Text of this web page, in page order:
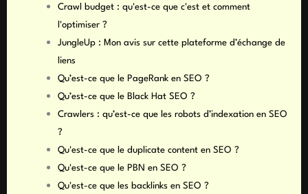
Crawl budget : qu'est-ce que c'est et comment
l'optimiser ?
JungleUp : Mon avis sur cette plateforme d’échange de
liens
Qu’est-ce que le PageRank en SEO ?
Qu’est-ce que le Black Hat SEO ?
Crawlers : qu’est-ce que les robots d’indexation en SEO
?
Qu'est-ce que le duplicate content en SEO ?
Qu'est-ce que le PBN en SEO ?
Qu'est-ce que les backlinks en SEO ?